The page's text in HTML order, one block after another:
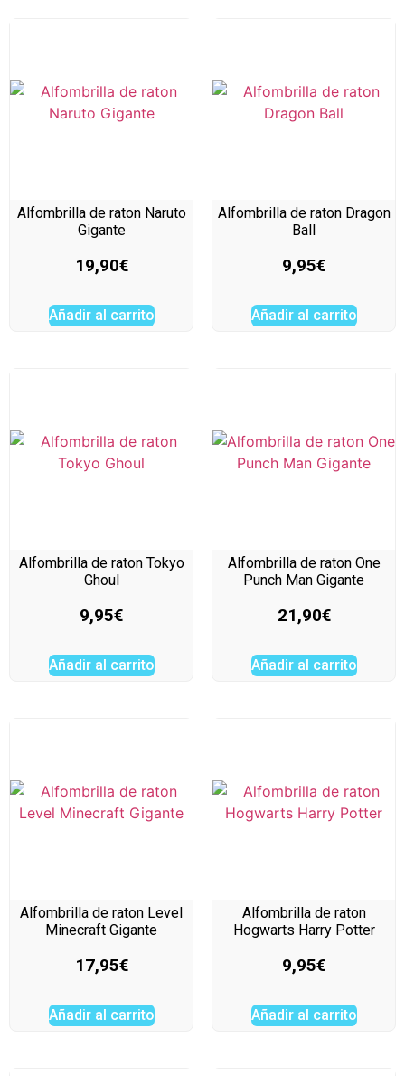
Alfombrilla de raton Naruto
Gigante
19,90€
Añadir al carrito
Alfombrilla de raton Dragon
Ball
9,95€
Añadir al carrito
Alfombrilla de raton Tokyo
Ghoul
9,95€
Añadir al carrito
Alfombrilla de raton One
Punch Man Gigante
21,90€
Añadir al carrito
Alfombrilla de raton Level
Minecraft Gigante
17,95€
Añadir al carrito
Alfombrilla de raton
Hogwarts Harry Potter
9,95€
Añadir al carrito